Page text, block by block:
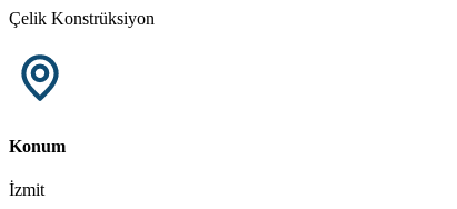
Çelik Konstrüksiyon
Konum
İzmit